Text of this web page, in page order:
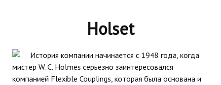
Holset
История компании начинается с 1948 года, когда
мистер W. C. Holmes серьезно заинтересовался
компанией Flexible Couplings, которая была основана и